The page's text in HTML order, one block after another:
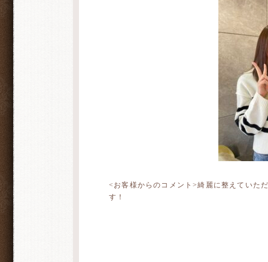
<お客様からのコメント>綺麗に整えていた
す！